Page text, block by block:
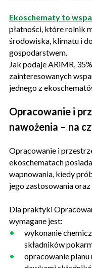
Ekoschematy to
płatności, które rolnik
środowiska, klimatu i
gospodarstwem.
Jak podaje ARiMR,
zainteresowanych
jednego z
Opracowanie i
nawożenia – na
Opracowanie i
ekoschematach
wapnowania, kiedy
jego zastosowania oraz
Dla praktyki
wymagane jest:
wykonanie
składników
opracowanie